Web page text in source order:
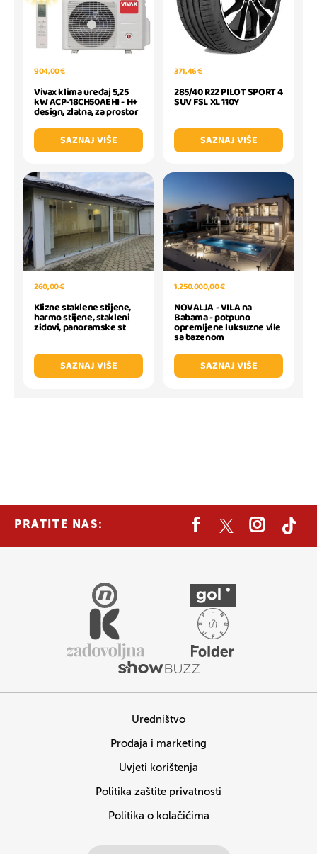
904,00 €
Vivax klima uređaj 5,25
kW ACP-18CH50AEHI - H+
design, zlatna, za prostor
SAZNAJ VIŠE
371,46 €
285/40 R22 PILOT SPORT 4
SUV FSL XL 110Y
SAZNAJ VIŠE
260,00 €
Klizne staklene stijene,
harmo stijene, stakleni
zidovi, panoramske st
SAZNAJ VIŠE
1.250.000,00 €
NOVALJA - VILA na
Babama - potpuno
opremljene luksuzne vile
sa bazenom
SAZNAJ VIŠE
PRATITE NAS:
Uredništvo
Prodaja i marketing
Uvjeti korištenja
Politika zaštite privatnosti
Politika o kolačićima